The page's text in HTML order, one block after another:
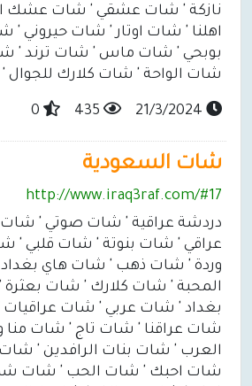
نازكة ' شات عشقي ' شات عشك
اهلنا ' شات اوتار ' شات حيروني
بوبحي ' شات ماس ' شات ترند '
شات الواحة ' شات كلارك
شات السعودية
http://www.iraq3raf.com/#17
دردشة عراقية ' شات صوتي '
عراقي ' شات بنوتة ' شات قلبي
وردة ' شات ذهب ' شات هاي
المحبة ' شات كلارك ' شات
بغداد ' شات عربي ' شات
شات عراقنا ' شات تاج ' شات منا
العرب ' شات بنات الرافدين '
شات احبك ' شات الحب ' شات